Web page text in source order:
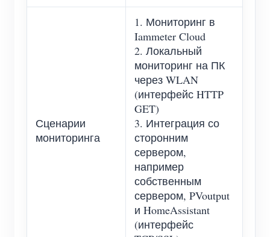
Сценарии
мониторинга
1. Мониторинг в
Iammeter Cloud
2. Локальный
мониторинг на ПК
через WLAN
(интерфейс HTTP
GET)
3. Интеграция со
сторонним
сервером,
например
собственным
сервером, PVoutput
и HomeAssistant
(интерфейс